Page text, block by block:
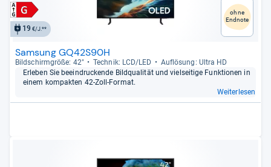
19 €/J.**
ohne
Endnote
Samsung GQ42S90H
Bild­schirm­größe: 42" Tech­nik: LCD/LED
Auf­lö­sung: Ultra HD
Erle­ben Sie beein­dru­ckende Bild­qua­li­tät und viel­sei­tige Funk­tio­nen in
einem kom­pak­ten 42-​Zoll-​For­mat.
Weiterlesen